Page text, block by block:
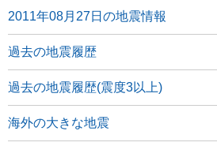
2011年08月27日の地震情報
過去の地震履歴
過去の地震履歴(震度3以上)
海外の大きな地震